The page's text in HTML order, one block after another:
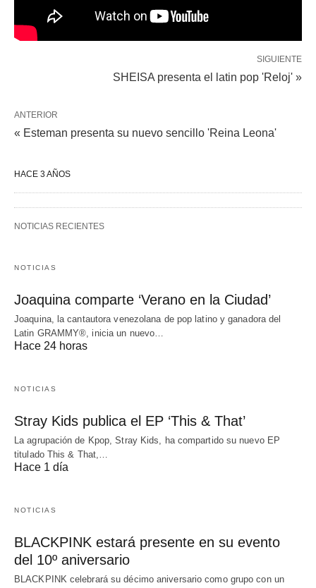
SIGUIENTE
SHEISA presenta el latin pop 'Reloj' »
ANTERIOR
« Esteman presenta su nuevo sencillo 'Reina Leona'
HACE 3 AÑOS
NOTICIAS RECIENTES
NOTICIAS
Joaquina comparte ‘Verano en la Ciudad’
Joaquina, la cantautora venezolana de pop latino y ganadora del
Latin GRAMMY®, inicia un nuevo…
Hace 24 horas
NOTICIAS
Stray Kids publica el EP ‘This & That’
La agrupación de Kpop, Stray Kids, ha compartido su nuevo EP
titulado This & That,…
Hace 1 día
NOTICIAS
BLACKPINK estará presente en su evento
del 10º aniversario
BLACKPINK celebrará su décimo aniversario como grupo con un